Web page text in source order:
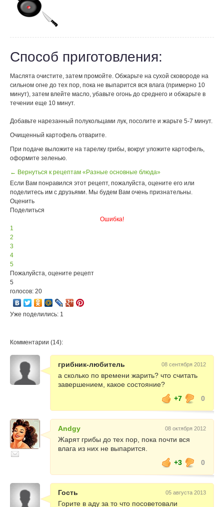
Способ приготовления:
Маслята очистите, затем промойте. Обжарьте на сухой сковороде на
сильном огне до тех пор, пока не выпарится вся влага (примерно 10
минут), затем влейте масло, убавьте огонь до среднего и обжарьте в
течении еще 10 минут.
Добавьте нарезанный полукольцами лук, посолите и жарьте 5-7 минут.
Очищенный картофель отварите.
При подаче выложите на тарелку грибы, вокруг уложите картофель,
оформите зеленью.
← Вернуться к рецептам «Разные основные блюда»
Если Вам понравился этот рецепт, пожалуйста, оцените его или
поделитесь им с друзьями. Мы будем Вам очень признательны.
Оценить
Поделиться
Ошибка!
1
2
3
4
5
Пожалуйста, оцените рецепт
5
голосов: 20
Уже поделились: 1
Комментарии (14):
грибник-любитель 08 сентября 2012
а сколько по времени жарить? что считать
завершением, какое состояние?
+7
0
Andgy 08 октября 2012
Жарят грибы до тех пор, пока почти вся
влага из них не выпарится.
+3
0
Гость 05 августа 2013
Горите в аду за то что посоветовали